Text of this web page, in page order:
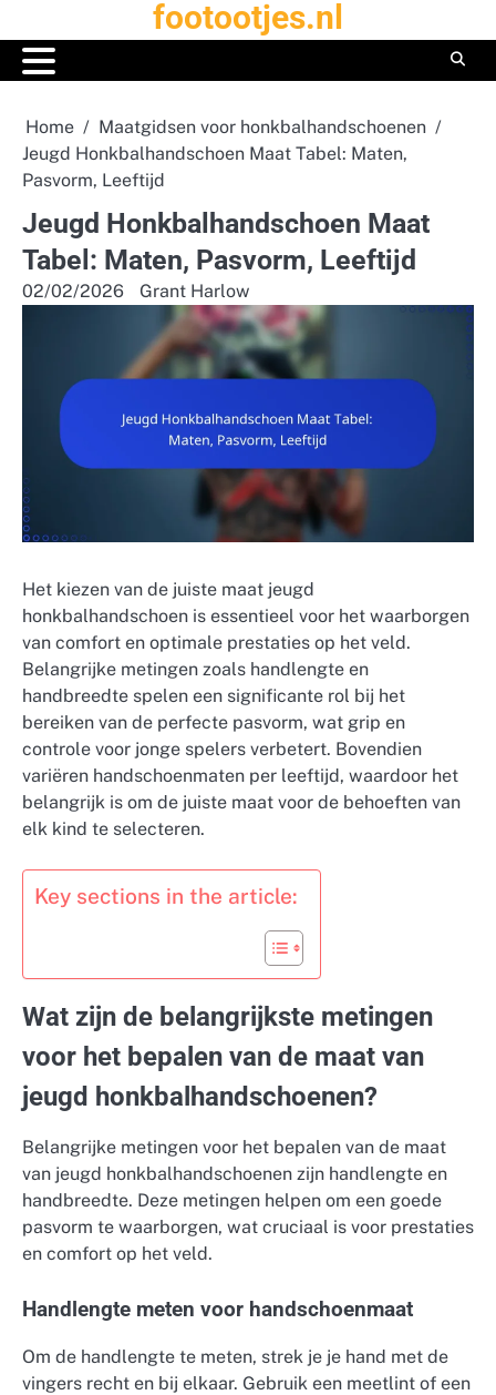
to
content
footootjes.nl
Home
Maatgidsen voor honkbalhandschoenen
Jeugd Honkbalhandschoen Maat Tabel: Maten,
Pasvorm, Leeftijd
Jeugd Honkbalhandschoen Maat
Tabel: Maten, Pasvorm, Leeftijd
02/02/2026 Grant Harlow
Het kiezen van de juiste maat jeugd
honkbalhandschoen is essentieel voor het waarborgen
van comfort en optimale prestaties op het veld.
Belangrijke metingen zoals handlengte en
handbreedte spelen een significante rol bij het
bereiken van de perfecte pasvorm, wat grip en
controle voor jonge spelers verbetert. Bovendien
variëren handschoenmaten per leeftijd, waardoor het
belangrijk is om de juiste maat voor de behoeften van
elk kind te selecteren.
Key sections in the article:
Wat zijn de belangrijkste metingen
voor het bepalen van de maat van
jeugd honkbalhandschoenen?
Belangrijke metingen voor het bepalen van de maat
van jeugd honkbalhandschoenen zijn handlengte en
handbreedte. Deze metingen helpen om een goede
pasvorm te waarborgen, wat cruciaal is voor prestaties
en comfort op het veld.
Handlengte meten voor handschoenmaat
Om de handlengte te meten, strek je je hand met de
vingers recht en bij elkaar. Gebruik een meetlint of een